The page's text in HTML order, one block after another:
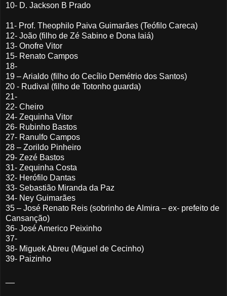
10- D. Jackson B Prado
11- Prof. Theophilo Paiva Guimarães (Teófilo Careca)
12- João (filho de Zé Sabino e Dona Iaiá)
13- Onofre Vitor
15- Renato Campos
18-
19 – Arialdo (filho do Cecílio Demétrio dos Santos)
20 - Rudival (filho de Totonho guarda)
21-
22- Cheiro
24- Zequinha Vitor
26- Rubinho Bastos
27- Ranulfo Campos
28 – Zorildo Pinheiro
29- Zezé Bastos
31- Zequinha Costa
32- Herófilo Dantas
33- Sebastião Miranda da Paz
34- Ney Guimarães
35 – José Renato Reis (sobrinho de Almira – ex- prefeito de
Cansanção)
36- José Americo Peixinho
37-
38- Miguek Abreu (Miguel de Cecinho)
39- Paizinho